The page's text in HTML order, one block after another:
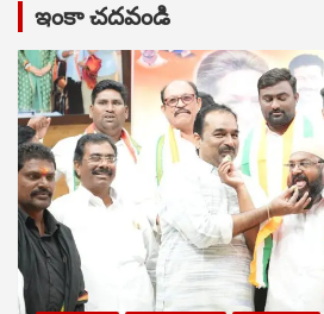
ఇంకా చదవండి